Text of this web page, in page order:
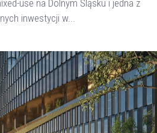
use na Dolnym Śląsku i jedna z
inwestycji w...